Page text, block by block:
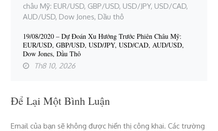
19/08/2020 – Dự Đoán Xu Hướng Trước Phiên Châu Mỹ:
EUR/USD, GBP/USD, USD/JPY, USD/CAD, AUD/USD,
Dow Jones, Dầu Thô
Th8 10, 2026
Để Lại Một Bình Luận
Email của bạn sẽ không được hiển thị công khai. Các trường